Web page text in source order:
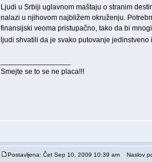
Ljudi u Srbiji uglavnom maštaju o stranim
nalazi u njihovom najbližem okruženju.
finansijski veoma pristupačno, tako da bi
ljudi shvatili da je svako putovanje
Smejte se to se ne placa!!!
Postavljena: Čet Sep 10, 2009 10:39 am Naslov